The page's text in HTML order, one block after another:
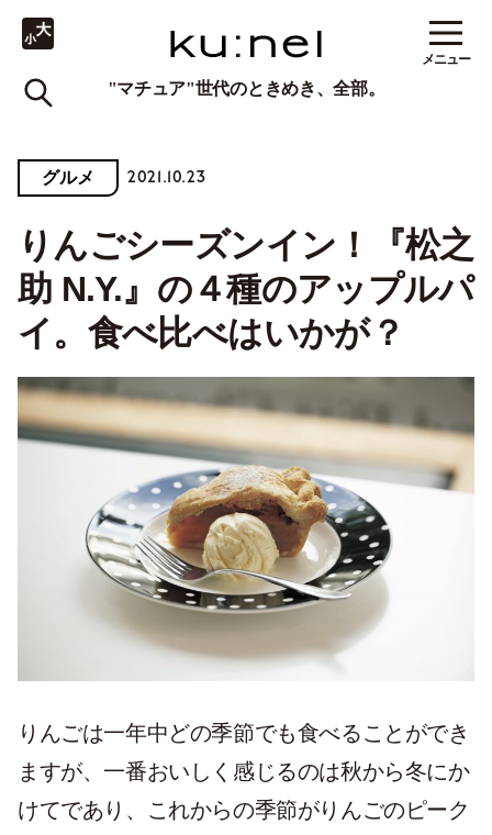
"マチュア"世代のときめき、全部。
メニュー
グルメ 2021.10.23
りんごシーズンイン！『松之
助 N.Y.』の４種のアップルパ
イ。食べ比べはいかが？
りんごは一年中どの季節でも食べることができ
ますが、一番おいしく感じるのは秋から冬にか
けてであり、これからの季節がりんごのピーク